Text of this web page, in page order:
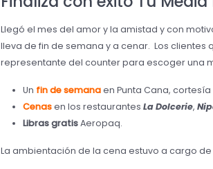
Llegó el mes del amor y la amistad y con
lleva de fin de semana y a cenar. Los
representante del counter para escoger una
Un fin de semanaen Punta Cana, cortesía
Cenasen los restaurantes La Dolcerie,
Libras gratisAeropaq.
La ambientación de la cena estuvo a cargo de